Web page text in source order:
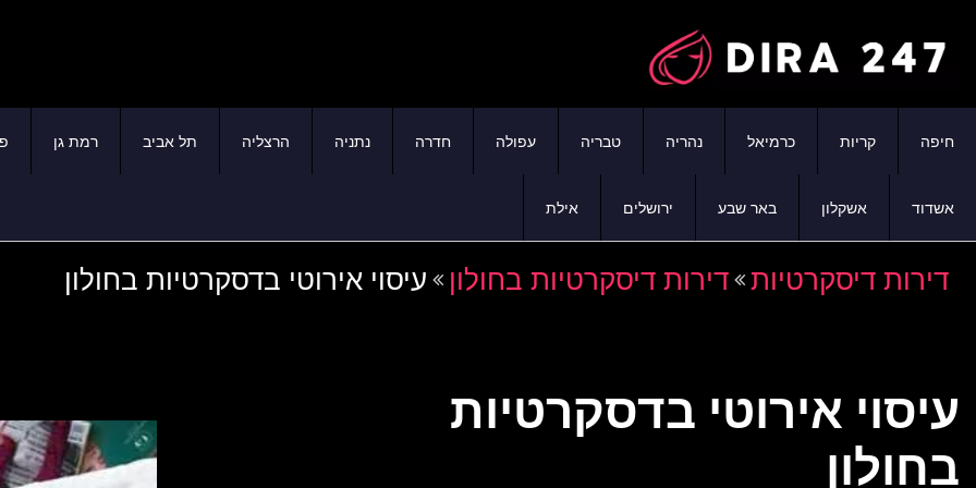
חיפה קריות כרמיאל נהריה טבריה עפולה חדרה נתניה הרצליה תל אביב רמת גן
אשדוד אשקלון באר שבע ירושלים אילת
דירות דיסקרטיות דירות דיסקרטיות בחולון עיסוי אירוטי בדסקרטיות בחולון
עיסוי אירוטי בדסקרטיות
בחולון